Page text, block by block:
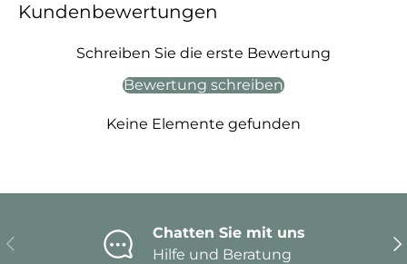
Kundenbewertungen
Schreiben Sie die erste Bewertung
Bewertung schreiben
Keine Elemente gefunden
Vorherige
Chatten Sie mit uns
Hilfe und Beratung